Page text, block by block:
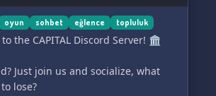
of entertainment! 🎉🎭🍿
are you waiting for? Join us in
our amazing community! You
🎊✨
oyun sohbet eğlence topluluk
the CAPITAL Discord Server! 🏛️
Just join us and socialize, what
lose?